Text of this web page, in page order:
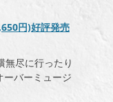
円)好評発売
無尽に行ったり
バーミュージ